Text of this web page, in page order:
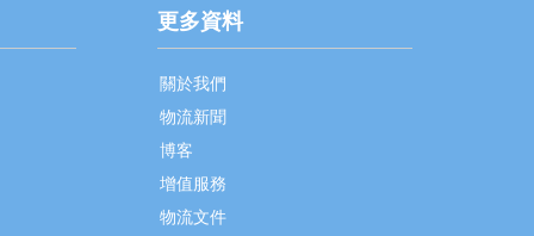
更多資料
關於我們
物流新聞
博客
增值服務
物流文件